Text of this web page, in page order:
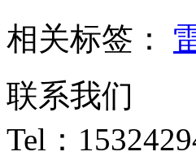
相关标签：
联系我们
Tel：